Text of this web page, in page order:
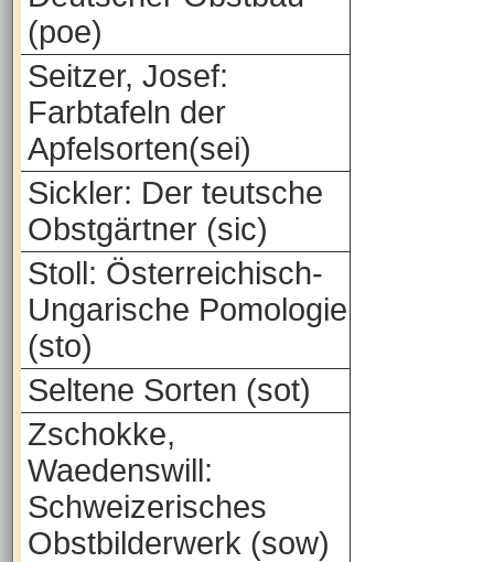
(poe)
Seitzer, Josef:
Farbtafeln der
Apfelsorten(sei)
Sickler: Der teutsche
Obstgärtner (sic)
Stoll: Österreichisch-
Ungarische Pomologie
(sto)
Seltene Sorten (sot)
Zschokke,
Waedenswill:
Schweizerisches
Obstbilderwerk (sow)